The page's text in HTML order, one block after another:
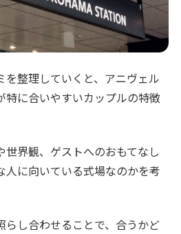
を整理していくと、アニヴェル
特に合いやすいカップルの特徴
世界観、ゲストへのおもてなし
人に向いている式場なのかを考
らし合わせることで、合うかど